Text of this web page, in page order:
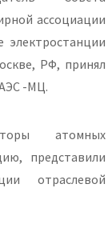
ассоциации
электростанции
РФ, принял
-МЦ.
атомных
представили
отраслевой